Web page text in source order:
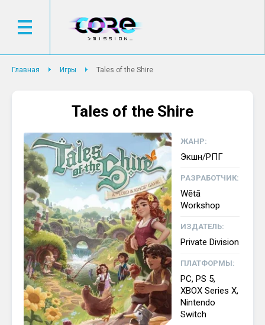
Главная Игры Tales of the Shire
Tales of the Shire
ЖАНР:
Экшн/РПГ
РАЗРАБОТЧИК:
Wētā
Workshop
ИЗДАТЕЛЬ:
Private Division
ПЛАТФОРМЫ:
PC, PS 5,
XBOX Series X,
Nintendo
Switch